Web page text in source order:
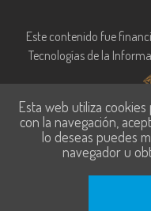
Este contenido fue
Tecnologías de la
Esta web utiliza
con la navegación,
lo deseas puedes
navegador u